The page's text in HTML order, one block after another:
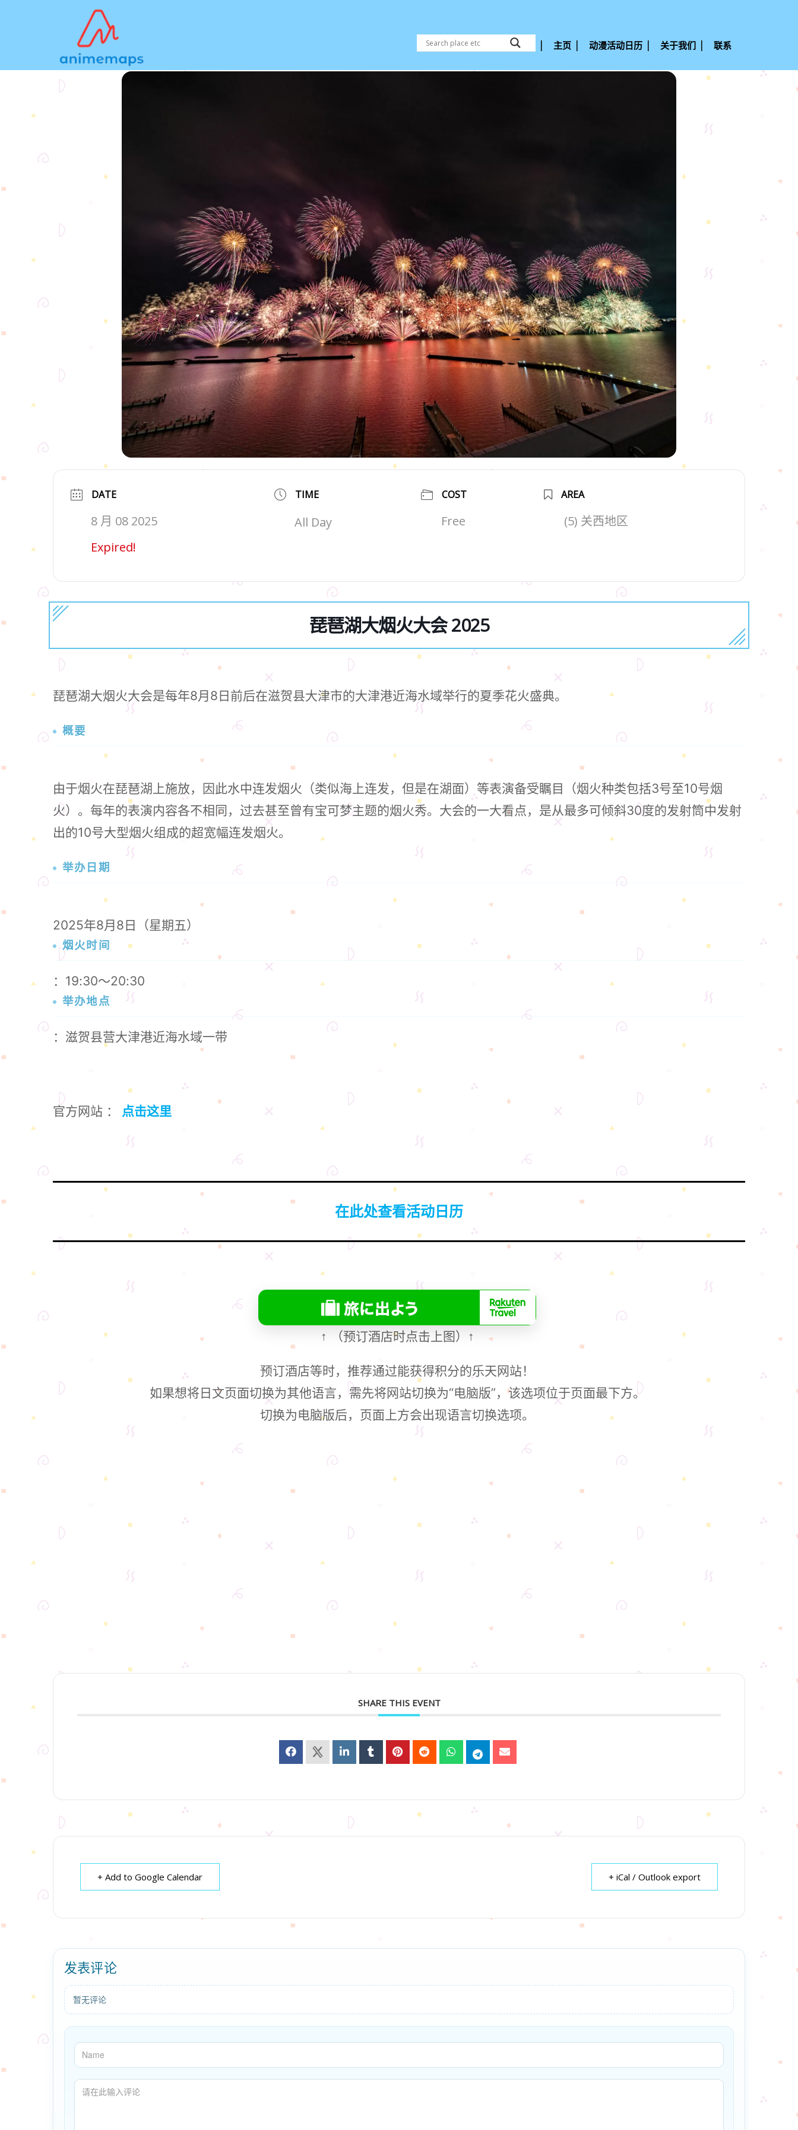
主页 动漫活动日历 关于我们 联系
DATE
8 月 08 2025
Expired!
TIME
All Day
COST
Free
AREA
(5) 关西地区
琵琶湖大烟火大会 2025
琵琶湖大烟火大会是每年8月8日前后在滋贺县大津市的大津港近海水域举行的夏季花火盛典。
概要
由于烟火在琵琶湖上施放，因此水中连发烟火（类似海上连发，但是在湖面）等表演备受瞩目（烟火种类包括3号至10号烟
火）。每年的表演内容各不相同，过去甚至曾有宝可梦主题的烟火秀。大会的一大看点，是从最多可倾斜30度的发射筒中发射
出的10号大型烟火组成的超宽幅连发烟火。
举办日期
2025年8月8日（星期五）
烟火时间
：19:30～20:30
举办地点
：滋贺县营大津港近海水域一带
官方网站 ： 点击这里
在此处查看活动日历
↑ （预订酒店时点击上图） ↑
预订酒店等时，推荐通过能获得积分的乐天网站！
如果想将日文页面切换为其他语言，需先将网站切换为“电脑版”，该选项位于页面最下方。
切换为电脑版后，页面上方会出现语言切换选项。
SHARE THIS EVENT
+ Add to Google Calendar + iCal / Outlook export
发表评论
暂无评论